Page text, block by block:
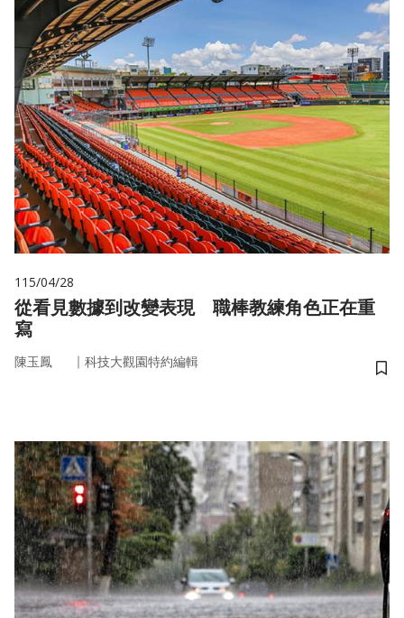
115/04/28
從看見數據到改變表現 職棒教練角色正在重
寫
陳玉鳳 ｜ 科技大觀園特約編輯
儲